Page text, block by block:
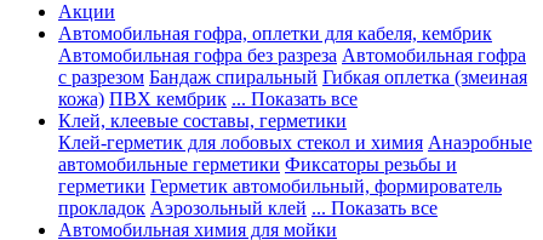
Акции
Автомобильная гофра, оплетки для кабеля, кембрик
Автомобильная гофра без разреза Автомобильная гофра
с разрезом Бандаж спиральный Гибкая оплетка (змеиная
кожа) ПВХ кембрик ... Показать все
Клей, клеевые составы, герметики
Клей-герметик для лобовых стекол и химия Анаэробные
автомобильные герметики Фиксаторы резьбы и
герметики Герметик автомобильный, формирователь
прокладок Аэрозольный клей ... Показать все
Автомобильная химия для мойки